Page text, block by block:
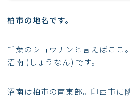
柏市の地名です。
千葉のショウナンと言えばここ。
沼南 (しょうなん) です。
沼南は柏市の南東部。印西市に